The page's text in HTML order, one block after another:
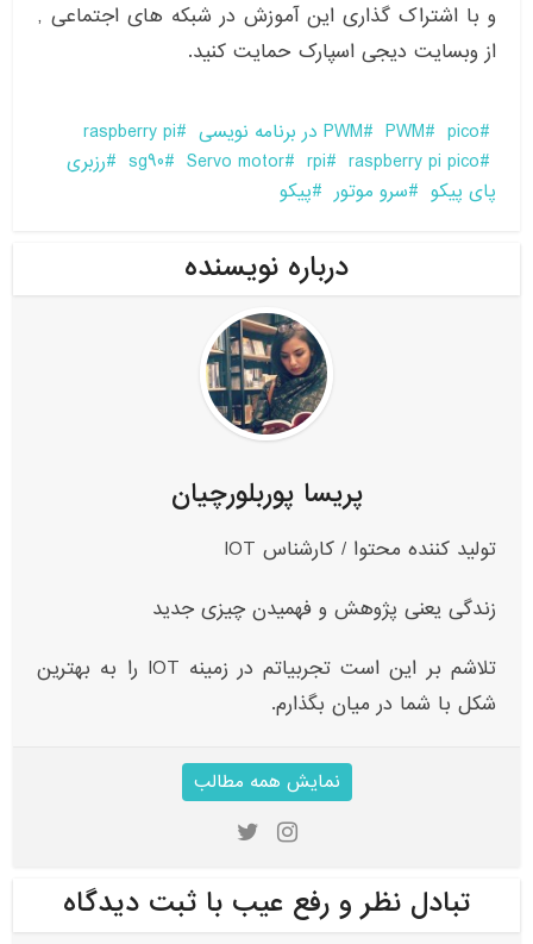
و با اشتراک گذاری این آموزش در شبکه های اجتماعی ,
از وبسایت دیجی اسپارک حمایت کنید.
pico
PWM PWM در برنامه نویسی
raspberry pi
raspberry pi pico
rpi
Servo motor
sg90
رزبری
پای پیکو
سرو موتور پیکو
درباره نویسنده
پریسا پوربلورچیان
تولید کننده محتوا / کارشناس IOT
زندگی یعنی پژوهش و فهمیدن چیزی جدید
تلاشم بر این است تجربیاتم در زمینه IOT‌ را به بهترین
شکل با شما در میان بگذارم.
نمایش همه مطالب
تبادل نظر و رفع عیب با ثبت دیدگاه